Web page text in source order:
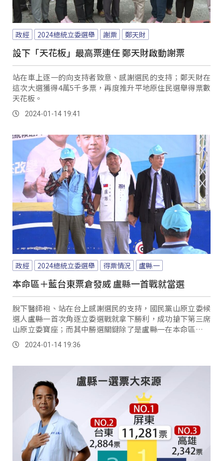
政經 2024總統立委選舉 謝票 鄭天財
設下「天花板」最高票連任 鄭天財啟動謝票
站在車上逐一的向支持者致意、感謝選民的支持；鄭天財在
這次大選獲得4萬5千多票，再度推升平地原住民選舉得票數
天花板。
2024-01-14 19:41
政經 2024總統立委選舉 得票情況 盧縣一
本命區＋藍台東票倉發威 盧縣一首戰就當選
脫下醫師袍、站在台上感謝選民的支持，國民黨山原立委候
選人盧縣一首次角逐立委選戰就拿下勝利，成功搶下第三席
山原立委寶座；而其中勝選關鍵除了是盧縣一在本命區屏東
開出紅盤，另外在台東縣更拿下2,884票，是所有候選人中最
多，尤其南迴4鄉的排灣戰場，盧縣一分別都拿下至少2成5
2024-01-14 19:36